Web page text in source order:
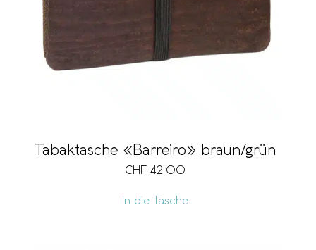
Vegan
Preis
Tabaktasche «Barreiro» braun/grün
CHF 42.00
In die Tasche